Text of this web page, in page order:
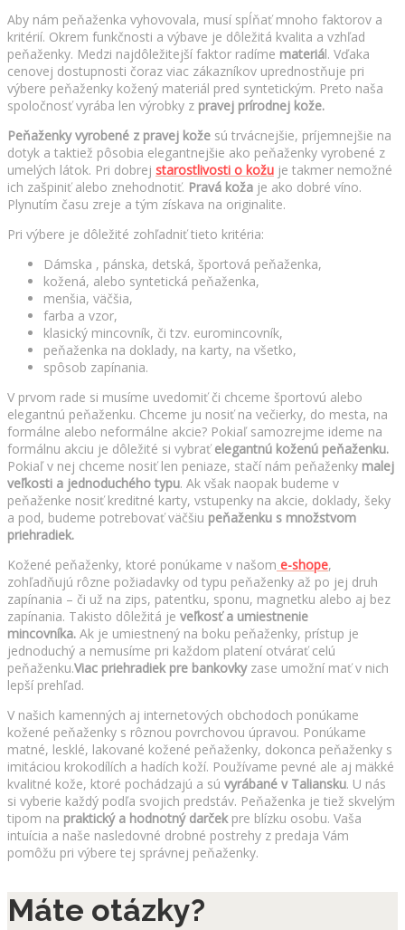
Aby nám peňaženka vyhovovala, musí spĺňať mnoho faktorov a
kritérií. Okrem funkčnosti a výbave je dôležitá kvalita a vzhľad
peňaženky. Medzi najdôležitejší faktor radíme materiál. Vďaka
cenovej dostupnosti čoraz viac zákazníkov uprednostňuje pri
výbere peňaženky kožený materiál pred syntetickým. Preto naša
spoločnosť vyrába len výrobky z pravej prírodnej kože.
Peňaženky vyrobené z pravej kože sú trvácnejšie, príjemnejšie na
dotyk a taktiež pôsobia elegantnejšie ako peňaženky vyrobené z
umelých látok. Pri dobrej starostlivosti o kožu je takmer nemožné
ich zašpiniť alebo znehodnotiť. Pravá koža je ako dobré víno.
Plynutím času zreje a tým získava na originalite.
Pri výbere je dôležité zohľadniť tieto kritéria:
Dámska , pánska, detská, športová peňaženka,
kožená, alebo syntetická peňaženka,
menšia, väčšia,
farba a vzor,
klasický mincovník, či tzv. euromincovník,
peňaženka na doklady, na karty, na všetko,
spôsob zapínania.
V prvom rade si musíme uvedomiť či chceme športovú alebo
elegantnú peňaženku. Chceme ju nosiť na večierky, do mesta, na
formálne alebo neformálne akcie? Pokiaľ samozrejme ideme na
formálnu akciu je dôležité si vybrať elegantnú koženú peňaženku.
Pokiaľ v nej chceme nosiť len peniaze, stačí nám peňaženky malej
veľkosti a jednoduchého typu. Ak však naopak budeme v
peňaženke nosiť kreditné karty, vstupenky na akcie, doklady, šeky
a pod, budeme potrebovať väčšiu peňaženku s množstvom
priehradiek.
Kožené peňaženky, ktoré ponúkame v našom e-shope,
zohľadňujú rôzne požiadavky od typu peňaženky až po jej druh
zapínania – či už na zips, patentku, sponu, magnetku alebo aj bez
zapínania. Takisto dôležitá je veľkosť a umiestnenie
mincovníka. Ak je umiestnený na boku peňaženky, prístup je
jednoduchý a nemusíme pri každom platení otvárať celú
peňaženku.Viac priehradiek pre bankovky zase umožní mať v nich
lepší prehľad.
V našich kamenných aj internetových obchodoch ponúkame
kožené peňaženky s rôznou povrchovou úpravou. Ponúkame
matné, lesklé, lakované kožené peňaženky, dokonca peňaženky s
imitáciou krokodílích a hadích koží. Používame pevné ale aj mäkké
kvalitné kože, ktoré pochádzajú a sú vyrábané v Taliansku. U nás
si vyberie každý podľa svojich predstáv. Peňaženka je tiež skvelým
tipom na praktický a hodnotný darčekpre blízku osobu. Vaša
intuícia a naše nasledovné drobné postrehy z predaja Vám
pomôžu pri výbere tej správnej peňaženky.
Máte otázky?